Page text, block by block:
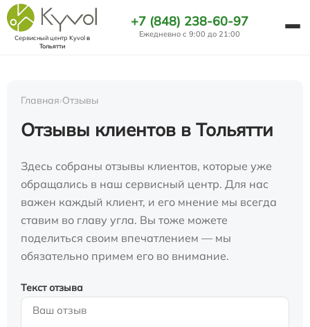
Сервисный центр Kyvolв
Тольятти
+7 (848) 238-60-97
Ежедневно с 9:00 до 21:00
Главная›Отзывы
Отзывы клиентов в Тольятти
Здесь собраны отзывы клиентов, которые уже
обращались в наш сервисный центр. Для нас
важен каждый клиент, и его мнение мы всегда
ставим во главу угла. Вы тоже можете
поделиться своим впечатлением — мы
обязательно примем его во внимание.
Текст отзыва